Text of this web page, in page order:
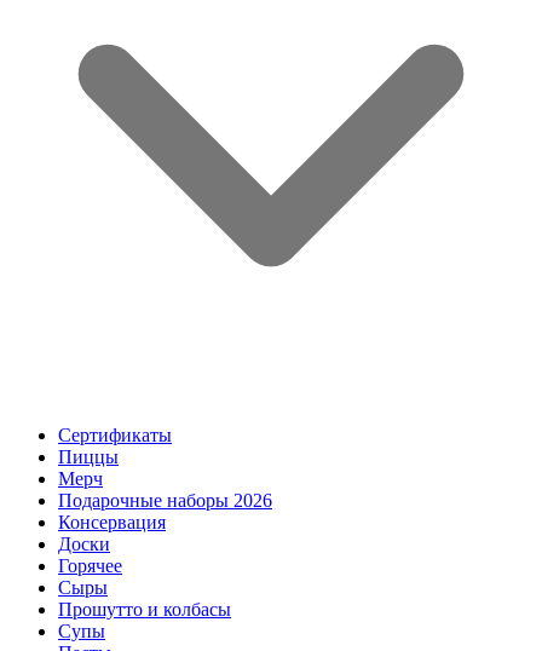
Сертификаты
Пиццы
Мерч
Подарочные наборы 2026
Консервация
Доски
Горячее
Сыры
Прошутто и колбасы
Супы